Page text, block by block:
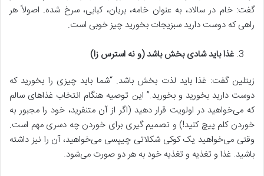
گفت: خام در سالاد، به عنوان خامه، بریان، کبابی، سرخ شده. اصولاً هر
راهی که دوست دارید سبزیجات بخورید چیز خوبی است.
غذا باید شادی بخش باشد (و نه استرس زا)
زیتلین گفت: غذا باید لذت بخش باشد. “شما باید چیزی را بخورید که
دوست دارید بخورید و بخورید.” این توصیه هنگام انتخاب غذاهای سالم
که می‌خواهید در اولویت قرار دهید (اگر از آن متنفرید، خود را مجبور به
خوردن کلم پیچ کنید!) و تصمیم گیری برای خوردن چه دسری مهم است.
وقتی می‌خواهید یک کوکی شکلاتی چیپسی می‌خواهید، آن را نیز داشته
باشید. غذا و تغذیه و تغذیه خود به هر دو صورت می‌شود.